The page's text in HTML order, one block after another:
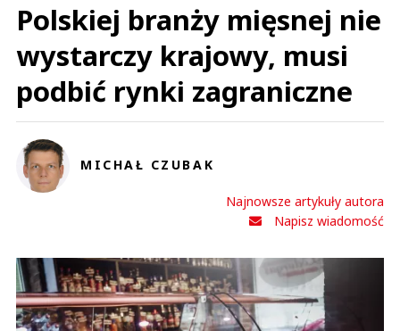
Polskiej branży mięsnej nie
wystarczy krajowy, musi
podbić rynki zagraniczne
MICHAŁ CZUBAK
Najnowsze artykuły autora
Napisz wiadomość